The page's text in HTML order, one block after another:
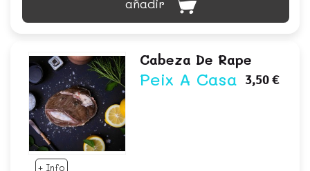
+ Info
Cabeza De Rape
Peix A Casa 3,50 €